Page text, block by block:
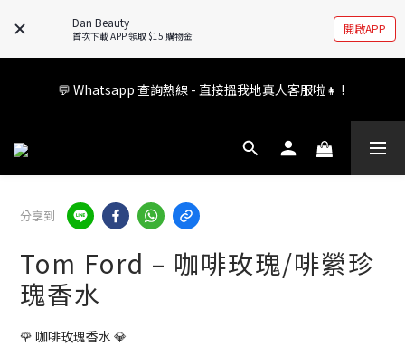
Dan Beauty
首次下載 APP 領取 $15 購物金 開啟APP
🚧全新 Dan Beauty 平台不停更新中，如有任何查詢歡迎前往
FB/IG 了解更多!
💬 Whatsapp 查詢熱線 - 直接搵我地真人客服啦👧 !
會員權益升級中✨ 新福利即將公布💝敬請期待2026!
分享到
Tom Ford – 咖啡玫瑰/啡縈珍
瑰香水
🌹 咖啡玫瑰香水 💎